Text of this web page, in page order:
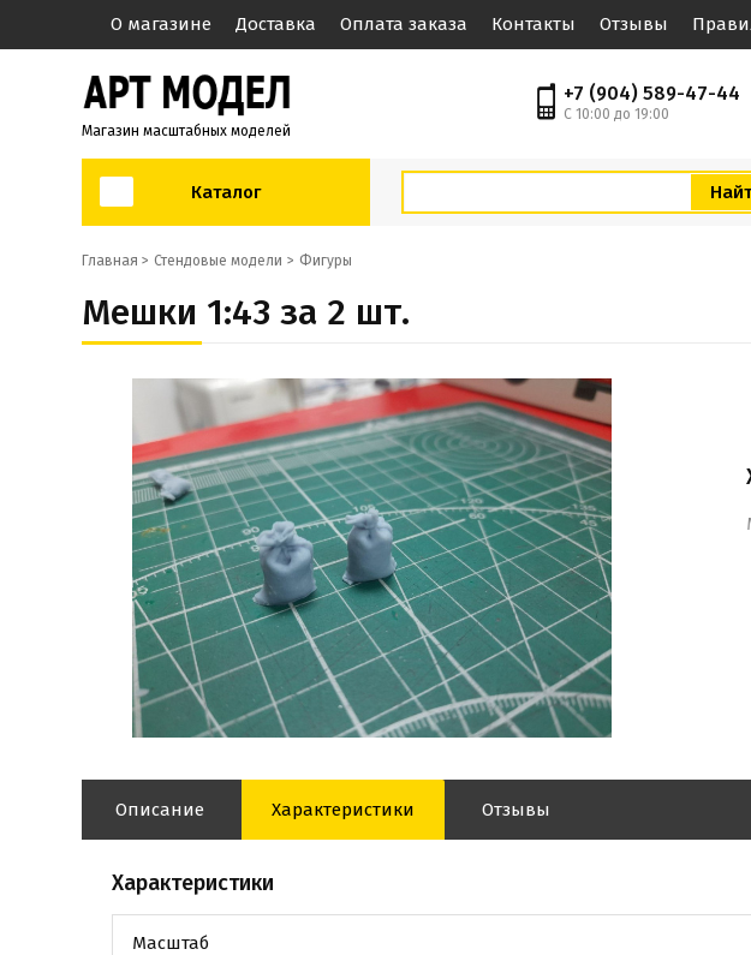
О магазине Доставка Оплата заказа Контакты Отзывы
Магазин масштабных моделей
+7 (904) 589-47-44
С 10:00 до 19:00
Каталог
Главная > Стендовые модели Фигуры
Мешки 1:43 за 2 шт.
Описание Характеристики Отзывы
Характеристики
Масштаб